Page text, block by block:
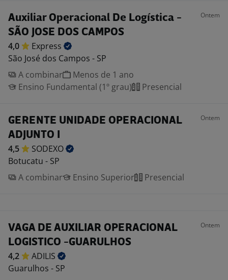
Auxiliar Operacional De Logística -
SÃO JOSE DOS CAMPOS
Ontem
4,0
Express
São José dos Campos - SP
A combinar
Menos de 1 ano
Ensino Fundamental (1º grau)
Presencial
GERENTE UNIDADE OPERACIONAL
ADJUNTO I
Ontem
4,5
SODEXO
Botucatu - SP
A combinar
Ensino Superior Presencial
VAGA DE AUXILIAR OPERACIONAL
LOGISTICO -GUARULHOS
Ontem
4,2
ADILIS
Guarulhos - SP